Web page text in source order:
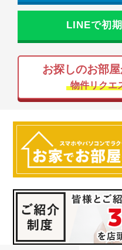
LINEで初
お探しのお部
物件リクエ